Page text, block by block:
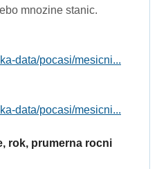
mnozine stanic.
data/pocasi/mesicni...
data/pocasi/mesicni...
rok, prumerna rocni